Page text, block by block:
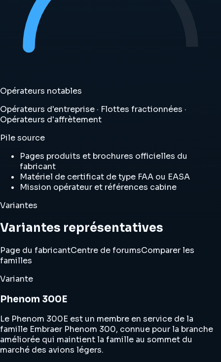
Opérateurs notables
Opérateurs d'entreprise · Flottes fractionnées ·
Opérateurs d'affrètement
Pile source
Pages produits et brochures officielles du
fabricant
Matériel de certificat de type FAA ou EASA
Mission opérateur et références cabine
Variantes
Variantes représentatives
Page du fabricantCentre de forumsComparer les
familles
Variante
Phenom 300E
Le Phenom 300E est un membre en service de la
famille Embraer Phenom 300, connue pour la branche
améliorée qui maintient la famille au sommet du
marché des avions légers.